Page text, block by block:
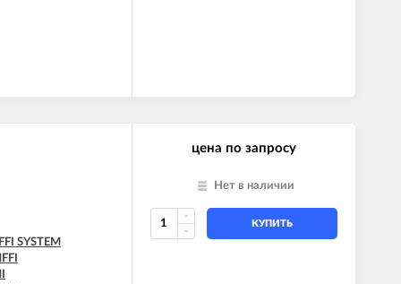
SYSTEM
цена по запросу
Нет в наличии
КУПИТЬ